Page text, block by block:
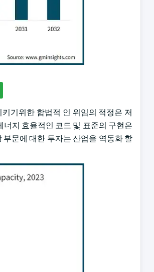
기위한 합법적 인 위임의 적정은 저
지 효율적인 코드 및 표준의 구현은
문에 대한 투자는 산업을 역동화 할